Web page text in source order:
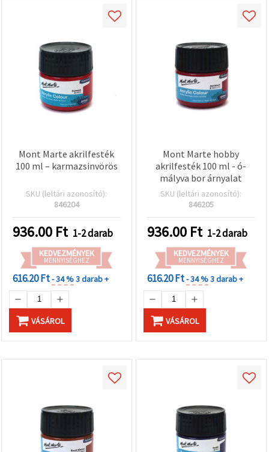
Mont Marte akrilfesték
100 ml – karmazsinvörös
SKU (leltári azonosító):
846204
936.00 Ft 1-2 darab
KEDVEZMÉNYEK
MENNYISÉGHEZ
616.20 Ft- 34 %3 darab +
VÁSÁROL
Mont Marte hobby
akrilfesték 100 ml - ó-
mályva bor árnyalat
SKU (leltári azonosító):
846205
936.00 Ft 1-2 darab
KEDVEZMÉNYEK
MENNYISÉGHEZ
616.20 Ft- 34 %3 darab +
VÁSÁROL